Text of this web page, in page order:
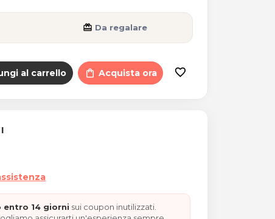
card_giftcard Da regalare
al carrello shopping_bag Acquista ora favorite_border
14 giorni sui coupon inutilizzati.